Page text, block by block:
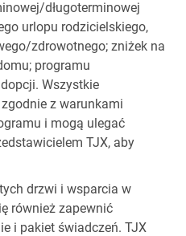
długoterminowej
urlopu rodzicielskiego,
zdrowotnego; zniżek na
programu
Wszystkie
z warunkami
i mogą ulegać
TJX, aby
drzwi i wsparcia w
również zapewnić
i pakiet świadczeń. TJX